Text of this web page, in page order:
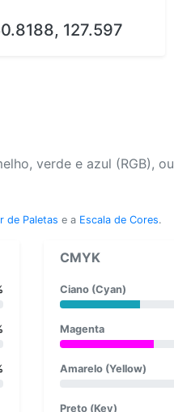
127.597
verde e azul (RGB),
de Paletas e a Escala de Cores.
CMYK
Ciano (Cyan)
Magenta
Amarelo (Yellow)
Preto (Key)